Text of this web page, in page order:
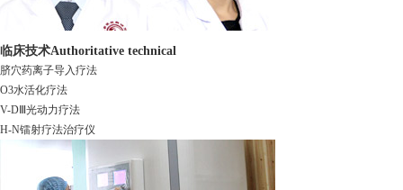
临床技术Authoritative technical
脐穴药离子导入疗法
O3水活化疗法
V-DⅢ光动力疗法
H-N镭射疗法治疗仪